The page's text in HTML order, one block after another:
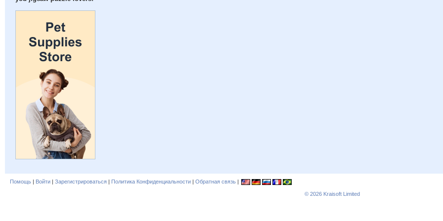
Помощь | Войти | Зарегистрироваться | Политика Конфиденциальности | Обратная связь |
© 2026 Kraisoft Limited